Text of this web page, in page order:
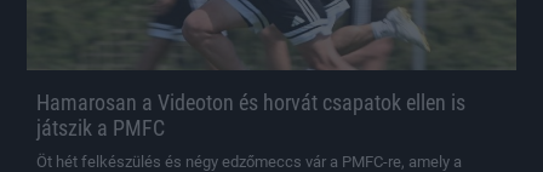
Hamarosan a Videoton és horvát csapatok ellen is
játszik a PMFC
Öt hét felkészülés és négy edzőmeccs vár a PMFC-re, amely a